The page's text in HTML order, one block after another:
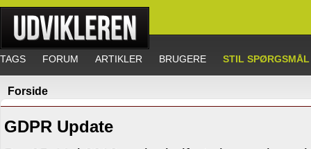
TAGS FORUM ARTIKLER BRUGERE STIL SPØRGSMÅL
Forside
GDPR Update